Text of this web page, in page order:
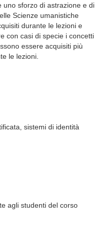
uno sforzo di astrazione e di
Scienze umanistiche
durante le lezioni e
con casi di specie i concetti
essere acquisiti più
le lezioni.
sistemi di identità
agli studenti del corso